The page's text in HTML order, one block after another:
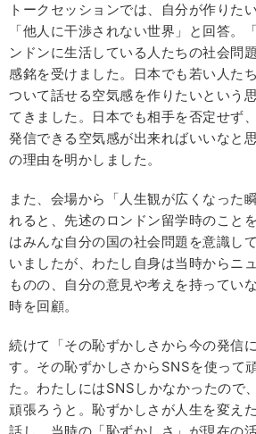
トークセッションでは、自分が作りた
「他人に干渉されない世界」と回答。
ンドンに生活している人たちの社会問
感銘を受けました。日本でも若い人た
ついて話せる空気感を作りたいという
てきました。日本でも相手を否定せず
発信できる空気感が出来ればいいなと
の理由を明かしました。
また、会場から「人生観が広くなった
れると、先述のロンドン留学時のこと
はみんな自分の国の社会問題を意識し
いましたが、わたし自身は当時からニ
ものの、自分の意見や考えを持ってい
時を回顧。
続けて「その恥ずかしさから今の発信
す。その恥ずかしさからSNSを使って
た。わたしにはSNSしかなかったので
頑張ろうと。恥ずかしさが人生を変え